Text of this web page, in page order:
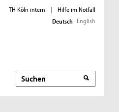
TH Köln intern |
Hilfe im Notfall
Deutsch English
Suche